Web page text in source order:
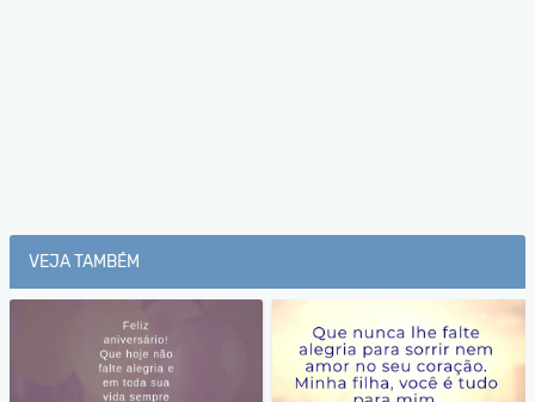
VEJA TAMBÉM